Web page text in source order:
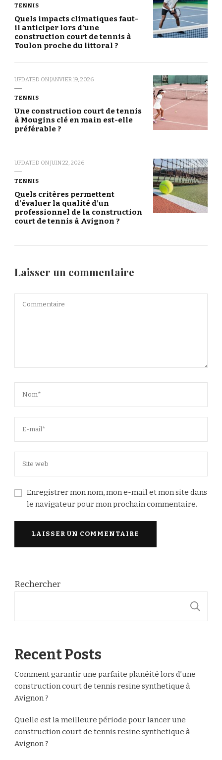
TENNIS
Quels impacts climatiques faut-
il anticiper lors d’une
construction court de tennis à
Toulon proche du littoral ?
UPDATED ONJANVIER 19, 2026
TENNIS
Une construction court de tennis
à Mougins clé en main est-elle
préférable ?
UPDATED ONJUIN 22, 2026
TENNIS
Quels critères permettent
d’évaluer la qualité d’un
professionnel de la construction
court de tennis à Avignon ?
Laisser un commentaire
Enregistrer mon nom, mon e-mail et mon site dans
le navigateur pour mon prochain commentaire.
Rechercher
Recent Posts
Comment garantir une parfaite planéité lors d’une
construction court de tennis resine synthetique à
Avignon ?
Quelle est la meilleure période pour lancer une
construction court de tennis resine synthetique à
Avignon ?